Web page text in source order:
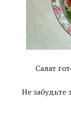
Салат
Не забудьте